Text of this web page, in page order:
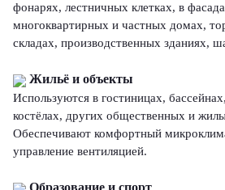
фонарях, лестничных клетках, в
многоквартирных и частных домах,
складах, производственных зданиях,
Жильё и объекты
Используются в гостиницах,
костёлах, других общественных и
Обеспечивают комфортный
управление вентиляцией.
Образование и спорт